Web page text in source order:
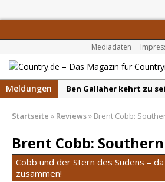
Mediadaten
Meldungen
Ben Gallaher kehrt zu
Colton Dawson legt mit
Country mit Herz und
Carly Pearce
Startseite » Reviews» Brent Cobb:
Brent Cobb:
Cobb und der Stern des Südens –
zusammen!